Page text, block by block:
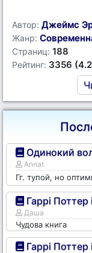
Автор: Джеймс
Жанр:
Страниц: 188
Рейтинг: 3356
Одинокий
Annat
Гг. тупой, но
Гаррі Поттер
Даша
Чудова книга
Гаррі Поттер